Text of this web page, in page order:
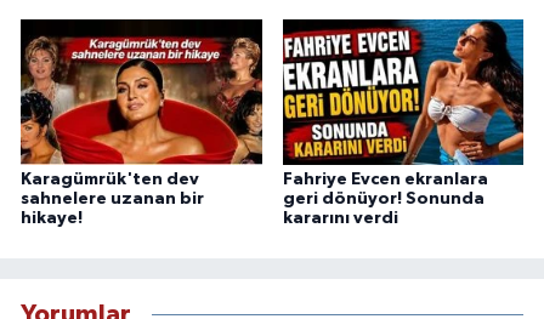
Karagümrük'ten dev
sahnelere uzanan bir
hikaye!
Fahriye Evcen ekranlara
geri dönüyor! Sonunda
kararını verdi